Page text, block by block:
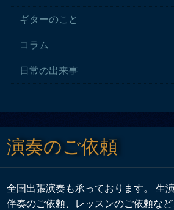
ギターのこと
コラム
日常の出来事
演奏のご依頼
全国出張演奏も承っております。 生
伴奏のご依頼、レッスンのご依頼な